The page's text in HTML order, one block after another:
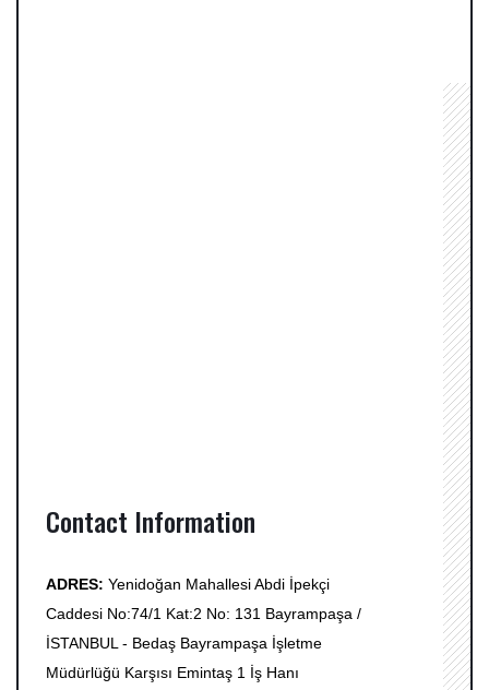
Contact Information
ADRES: Yenidoğan Mahallesi Abdi İpekçi
Caddesi No:74/1 Kat:2 No: 131 Bayrampaşa /
İSTANBUL - Bedaş Bayrampaşa İşletme
Müdürlüğü Karşısı Emintaş 1 İş Hanı